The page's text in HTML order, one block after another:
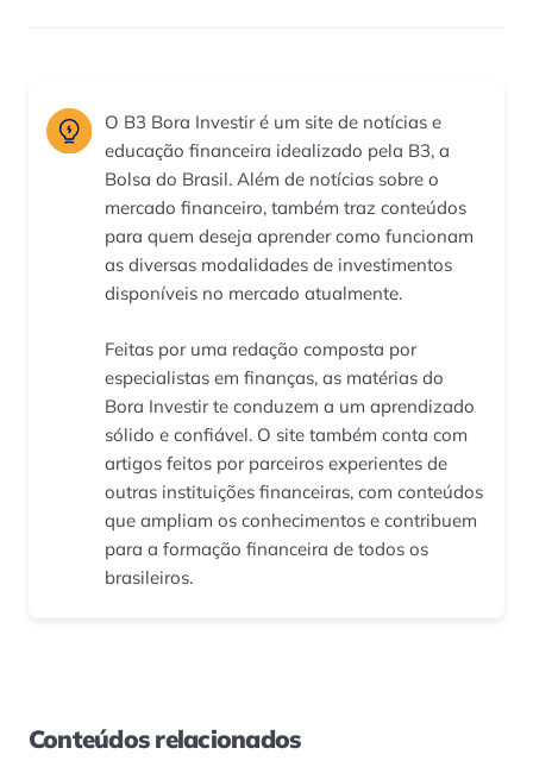
O B3 Bora Investir é um site de notícias e
educação financeira idealizado pela B3, a
Bolsa do Brasil. Além de notícias sobre o
mercado financeiro, também traz conteúdos
para quem deseja aprender como funcionam
as diversas modalidades de investimentos
disponíveis no mercado atualmente.
Feitas por uma redação composta por
especialistas em finanças, as matérias do
Bora Investir te conduzem a um aprendizado
sólido e confiável. O site também conta com
artigos feitos por parceiros experientes de
outras instituições financeiras, com conteúdos
que ampliam os conhecimentos e contribuem
para a formação financeira de todos os
brasileiros.
Conteúdos relacionados